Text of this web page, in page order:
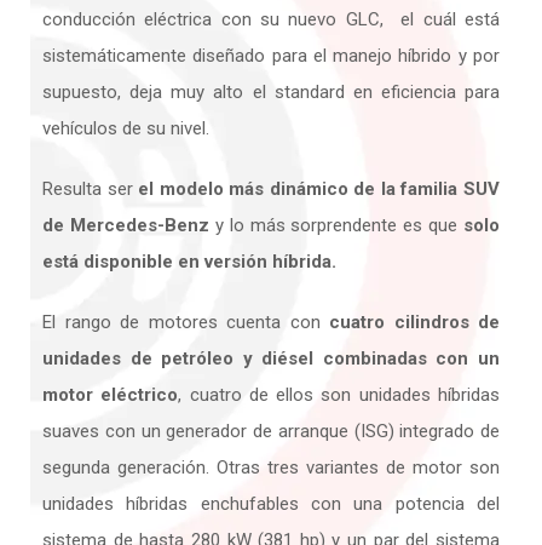
conducción eléctrica con su nuevo GLC, el cuál está
sistemáticamente diseñado para el manejo híbrido y por
supuesto, deja muy alto el standard en eficiencia para
vehículos de su nivel.
Resulta ser el modelo más dinámico de la familia SUV
de Mercedes-Benz y lo más sorprendente es que solo
está disponible en versión híbrida.
El rango de motores cuenta con cuatro cilindros de
unidades de petróleo y diésel combinadas con un
motor eléctrico, cuatro de ellos son unidades híbridas
suaves con un generador de arranque (ISG) integrado de
segunda generación. Otras tres variantes de motor son
unidades híbridas enchufables con una potencia del
sistema de hasta 280 kW (381 hp) y un par del sistema